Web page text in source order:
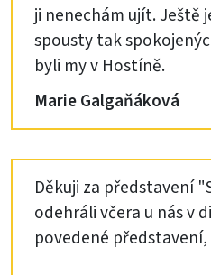
ji nenechám ujít. Ještě
spousty tak
byli my v Hostíně.
Marie Galgaňáková
Děkuji za představení
odehráli včera u nás v
povedené